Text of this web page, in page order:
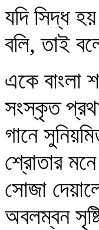
যদি সিদ্ধ
বলি, তাই
একে বাংলা
সংস্কৃত
গানে
শ্রোতার
সোজা
অবলম্বন